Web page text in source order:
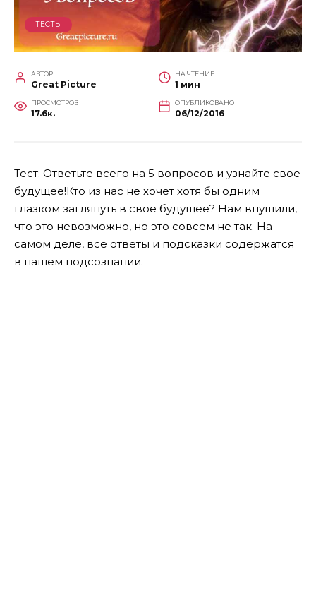
ТЕСТЫ
АВТОР
Great Picture
НА ЧТЕНИЕ
1 мин
ПРОСМОТРОВ
17.6к.
ОПУБЛИКОВАНО
06/12/2016
Тест: Ответьте всего на 5 вопросов и узнайте свое
будущее!Кто из нас не хочет хотя бы одним
глазком заглянуть в свое будущее? Нам внушили,
что это невозможно, но это совсем не так. На
самом деле, все ответы и подсказки содержатся
в нашем подсознании.